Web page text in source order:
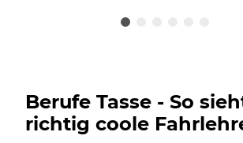
Berufe Tasse - So
richtig coole